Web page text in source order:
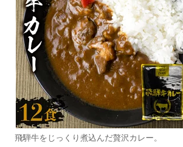
飛騨牛をじっくり煮込んだ贅沢カレー。